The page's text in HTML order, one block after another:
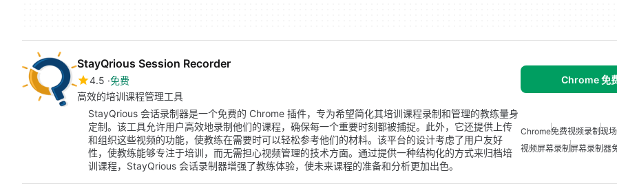
StayQrious Session Recorder
4.5 免费
高效的培训课程管理工具
Chrome 免
StayQrious 会话录制器是一个免费的 Chrome 插件，专为希望简化其培训课程录制和管理的教练量身
定制。该工具允许用户高效地录制他们的课程，确保每一个重要时刻都被捕捉。此外，它还提供上传
和组织这些视频的功能，使教练在需要时可以轻松参考他们的材料。该平台的设计考虑了用户友好
性，使教练能够专注于培训，而无需担心视频管理的技术方面。通过提供一种结构化的方式来归档培
训课程，StayQrious 会话录制器增强了教练体验，使未来课程的准备和分析更加出色。
Chrome免费视频录制现
视频屏幕录制屏幕录制器